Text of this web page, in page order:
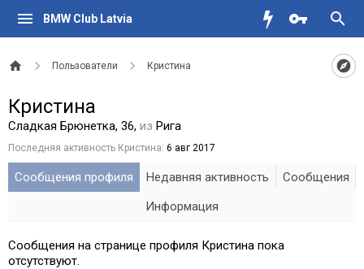
BMW Club Latvia
Пользователи Кристина
Кристина
Сладкая Брюнетка, 36, из Рига
Последняя активность Кристина: 6 авг 2017
Сообщения профиля Недавняя активность
Сообщения
Информация
Сообщения на странице профиля Кристина пока
отсутствуют.